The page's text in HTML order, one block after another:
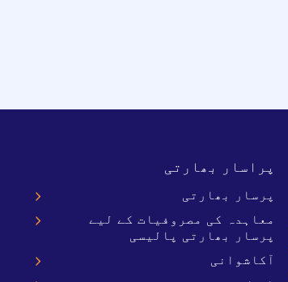
پراسار بھارتی
پرسار بھارتی
معاہدہ کی مصروفیات کے لیے
پرسار بھارتی پالیسی
آکاشوانی